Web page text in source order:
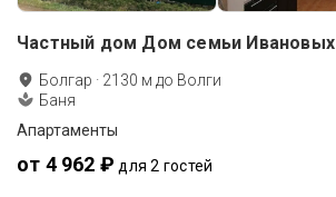
Частный дом Дом семьи Ивановых
Болгар · 2130 м до Волги
Баня
Апартаменты
от 4 962 ₽ для 2 гостей